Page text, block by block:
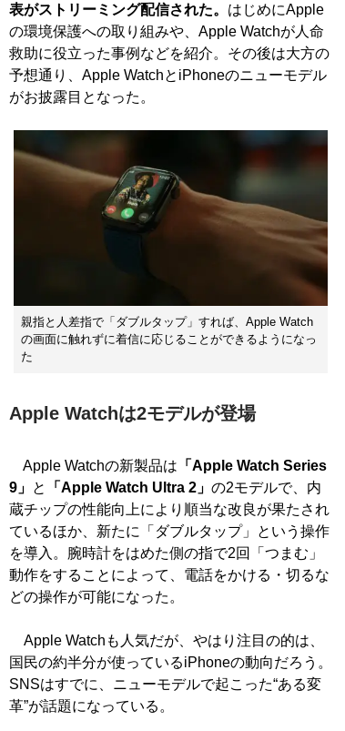
表がストリーミング配信された。 はじめにApple
の環境保護への取り組みや、Apple Watchが人命
救助に役立った事例などを紹介。その後は大方の
予想通り、Apple WatchとiPhoneのニューモデル
がお披露目となった。
親指と人差指で「ダブルタップ」すれば、Apple Watch
の画面に触れずに着信に応じることができるようになっ
た
Apple Watchは2モデルが登場
Apple Watchの新製品は 「Apple Watch Series
9」 と 「Apple Watch Ultra 2」 の2モデルで、内
蔵チップの性能向上により順当な改良が果たされ
ているほか、新たに「ダブルタップ」という操作
を導入。腕時計をはめた側の指で2回「つまむ」
動作をすることによって、電話をかける・切るな
どの操作が可能になった。
Apple Watchも人気だが、やはり注目の的は、
国民の約半分が使っているiPhoneの動向だろう。
SNSはすでに、ニューモデルで起こった“ある変
革”が話題になっている。